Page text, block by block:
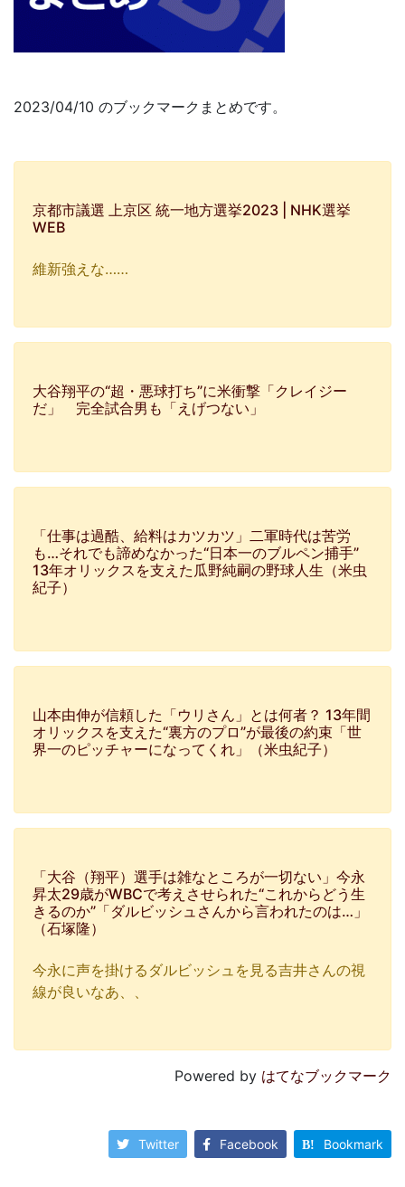
2023/04/10 のブックマークまとめです。
京都市議選 上京区 統一地方選挙2023 | NHK選挙
WEB
維新強えな……
大谷翔平の“超・悪球打ち”に米衝撃「クレイジー
だ」 完全試合男も「えげつない」
「仕事は過酷、給料はカツカツ」二軍時代は苦労
も…それでも諦めなかった“日本一のブルペン捕手”
13年オリックスを支えた瓜野純嗣の野球人生（米虫
紀子）
山本由伸が信頼した「ウリさん」とは何者？ 13年間
オリックスを支えた“裏方のプロ”が最後の約束「世
界一のピッチャーになってくれ」（米虫紀子）
「大谷（翔平）選手は雑なところが一切ない」今永
昇太29歳がWBCで考えさせられた“これからどう生
きるのか”「ダルビッシュさんから言われたのは…」
（石塚隆）
今永に声を掛けるダルビッシュを見る吉井さんの視
線が良いなあ、、
Powered by はてなブックマーク
Twitter Facebook Bookmark